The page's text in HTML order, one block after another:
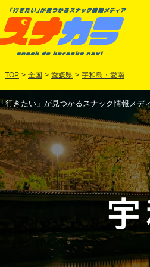
TOP > 全国 > 愛媛県 > 宇和島・愛南
「行きたい」が見つかるスナック情報メデ